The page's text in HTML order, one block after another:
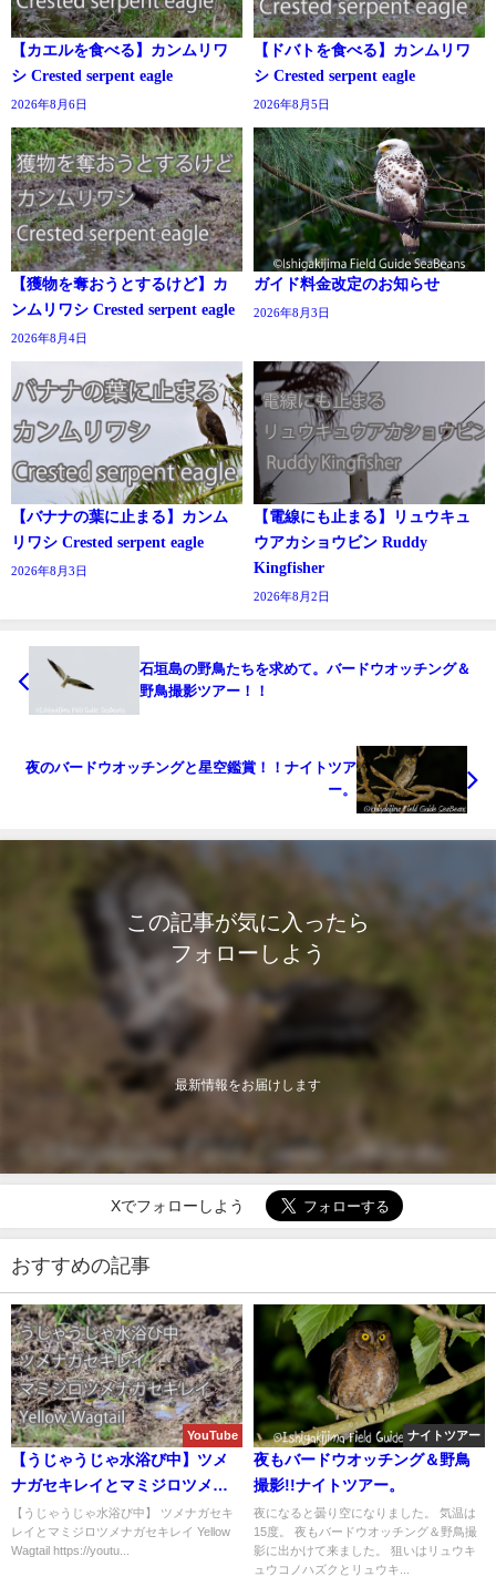
【カエルを食べる】カンムリワ
シ Crested serpent eagle
2026年8月6日
【ドバトを食べる】カンムリワ
シ Crested serpent eagle
2026年8月5日
【獲物を奪おうとするけど】カ
ンムリワシ Crested serpent eagle
2026年8月4日
ガイド料金改定のお知らせ
2026年8月3日
【バナナの葉に止まる】カンム
リワシ Crested serpent eagle
2026年8月3日
【電線にも止まる】リュウキュ
ウアカショウビン Ruddy
Kingfisher
2026年8月2日
石垣島の野鳥たちを求めて。バードウオッチング＆
野鳥撮影ツアー！！
夜のバードウオッチングと星空鑑賞！！ナイトツア
ー。
この記事が気に入ったら
フォローしよう
最新情報をお届けします
Xでフォローしよう
おすすめの記事
YouTube
【うじゃうじゃ水浴び中】ツメ
ナガセキレイとマミジロツメナ
ガセキレイ Yellow Wagtail
【うじゃうじゃ水浴び中】 ツメナガセキ
レイとマミジロツメナガセキレイ Yellow
Wagtail https://youtu...
ナイトツアー
夜もバードウオッチング＆野鳥
撮影!!ナイトツアー。
夜になると曇り空になりました。 気温は
15度。 夜もバードウオッチング＆野鳥撮
影に出かけて来ました。 狙いはリュウキ
ュウコノハズクとリュウキ...